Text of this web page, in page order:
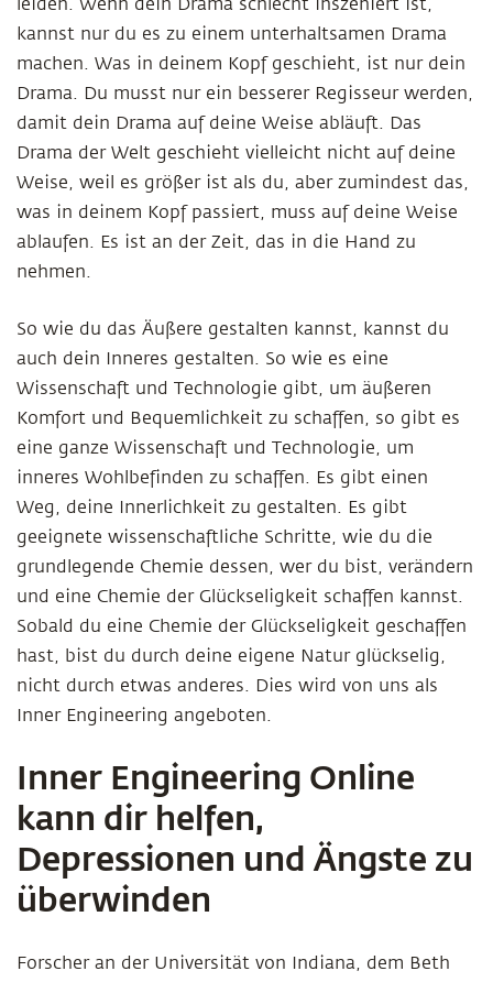
leiden. Wenn dein Drama schlecht inszeniert ist,
kannst nur du es zu einem unterhaltsamen Drama
machen. Was in deinem Kopf geschieht, ist nur dein
Drama. Du musst nur ein besserer Regisseur werden,
damit dein Drama auf deine Weise abläuft. Das
Drama der Welt geschieht vielleicht nicht auf deine
Weise, weil es größer ist als du, aber zumindest das,
was in deinem Kopf passiert, muss auf deine Weise
ablaufen. Es ist an der Zeit, das in die Hand zu
nehmen.
So wie du das Äußere gestalten kannst, kannst du
auch dein Inneres gestalten. So wie es eine
Wissenschaft und Technologie gibt, um äußeren
Komfort und Bequemlichkeit zu schaffen, so gibt es
eine ganze Wissenschaft und Technologie, um
inneres Wohlbefinden zu schaffen. Es gibt einen
Weg, deine Innerlichkeit zu gestalten. Es gibt
geeignete wissenschaftliche Schritte, wie du die
grundlegende Chemie dessen, wer du bist, verändern
und eine Chemie der Glückseligkeit schaffen kannst.
Sobald du eine Chemie der Glückseligkeit geschaffen
hast, bist du durch deine eigene Natur glückselig,
nicht durch etwas anderes. Dies wird von uns als
Inner Engineering angeboten.
Inner Engineering Online
kann dir helfen,
Depressionen und Ängste zu
überwinden
Forscher an der Universität von Indiana, dem Beth